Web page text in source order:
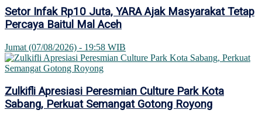
Setor Infak Rp10 Juta, YARA Ajak Masyarakat Tetap
Percaya Baitul Mal Aceh
Jumat (07/08/2026) - 19:58 WIB
Zulkifli Apresiasi Peresmian Culture Park Kota
Sabang, Perkuat Semangat Gotong Royong